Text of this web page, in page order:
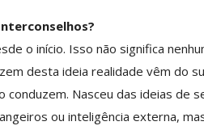
o início. Isso não significa
desta ideia realidade vêm do
Nasceu das ideias de
ou inteligência externa,